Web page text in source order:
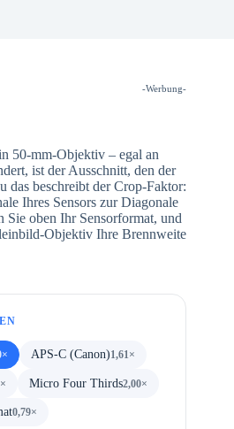
-Werbung-
50-mm-Objektiv – egal an
ist der Ausschnitt, den der
das beschreibt der Crop-Faktor:
Ihres Sensors zur Diagonale
oben Ihr Sensorformat, und
Objektiv Ihre Brennweite
APS-C (Canon)1,61×
Micro Four Thirds2,00×
0,79×